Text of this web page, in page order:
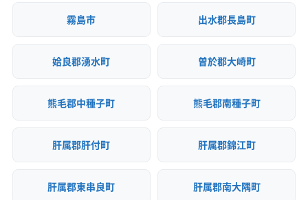
霧島市 出水郡長島町
姶良郡湧水町 曽於郡大崎町
熊毛郡中種子町 熊毛郡南種子町
肝属郡肝付町 肝属郡錦江町
肝属郡東串良町 肝属郡南大隅町